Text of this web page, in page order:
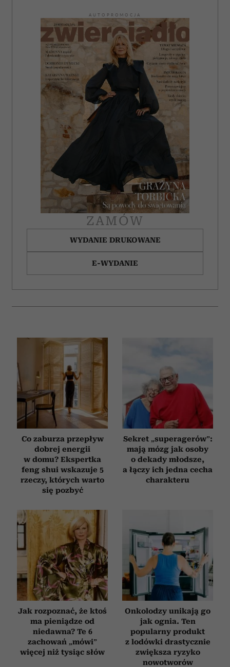
AUTOPROMOCJA
ZAMÓW
WYDANIE DRUKOWANE
E-WYDANIE
Co zaburza przepływ
dobrej energii
w domu? Ekspertka
feng shui wskazuje 5
rzeczy, których warto
się pozbyć
Sekret „superagerów”:
mają mózg jak osoby
o dekady młodsze,
a łączy ich jedna cecha
charakteru
Jak rozpoznać, że ktoś
ma pieniądze od
niedawna? Te 6
zachowań „mówi”
więcej niż tysiąc słów
Onkolodzy unikają go
jak ognia. Ten
popularny produkt
z lodówki drastycznie
zwiększa ryzyko
nowotworów